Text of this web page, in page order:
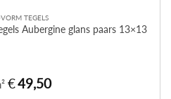
TEGELS
Aubergine glans paars 13×13
€49,50